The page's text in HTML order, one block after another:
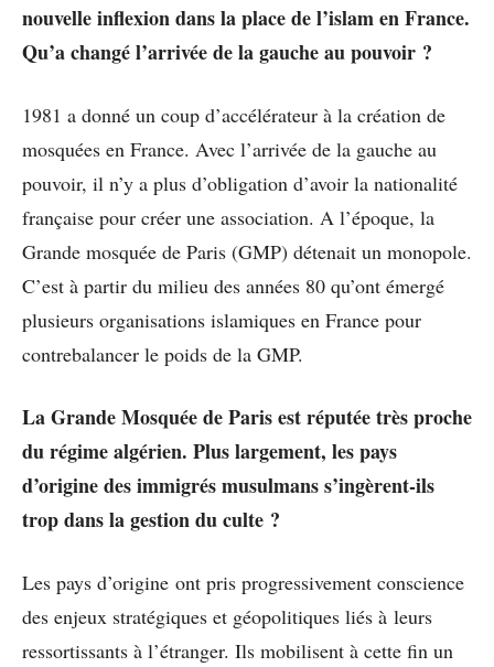
nouvelle inflexion dans la place de l’islam en France.
Qu’a changé l’arrivée de la gauche au pouvoir ?
1981 a donné un coup d’accélérateur à la création de
mosquées en France. Avec l’arrivée de la gauche au
pouvoir, il n’y a plus d’obligation d’avoir la nationalité
française pour créer une association. A l’époque, la
Grande mosquée de Paris (GMP) détenait un monopole.
C’est à partir du milieu des années 80 qu’ont émergé
plusieurs organisations islamiques en France pour
contrebalancer le poids de la GMP.
La Grande Mosquée de Paris est réputée très proche
du régime algérien. Plus largement, les pays
d’origine des immigrés musulmans s’ingèrent-ils
trop dans la gestion du culte ?
Les pays d’origine ont pris progressivement conscience
des enjeux stratégiques et géopolitiques liés à leurs
ressortissants à l’étranger. Ils mobilisent à cette fin un